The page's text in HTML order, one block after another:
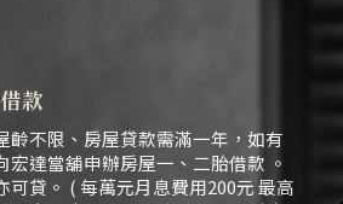
款
齡不限、房屋貸款需滿一年，如有
達當舖申辦房屋一、二胎借款 。
可貸。 ( 每萬元月息費用200元 最高